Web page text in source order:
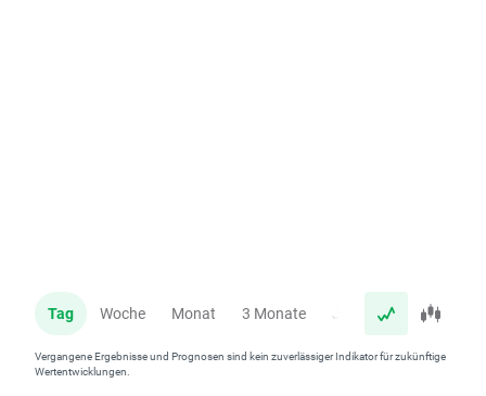
Tag Woche Monat 3 Monate Jahr
Vergangene Ergebnisse und Prognosen sind kein zuverlässiger Indikator für zukünftige
Wertentwicklungen.